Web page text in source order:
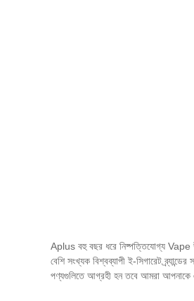
Aplus বহু বছর ধরে নিষ্পত্তিযোগ্য Vape
বেশি সংখ্যক বিশ্বব্যাপী ই-সিগারেট
পণ্যগুলিতে আগ্রহী হন তবে আমরা আপনাকে